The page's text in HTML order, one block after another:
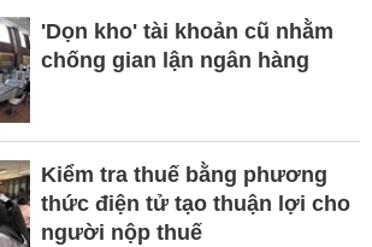
'Dọn kho' tài khoản cũ nhằm
chống gian lận ngân hàng
Kiểm tra thuế bằng phương
thức điện tử tạo thuận lợi cho
người nộp thuế